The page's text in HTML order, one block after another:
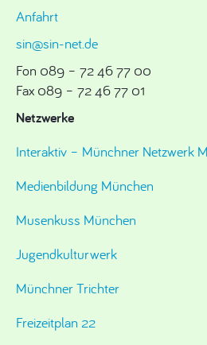
Anfahrt
sin@sin-net.de
Fon 089 – 72 46 77 00
Fax 089 – 72 46 77 01
Netzwerke
Interaktiv – Münchner Netzwerk
Medienbildung München
Musenkuss München
Jugendkulturwerk
Münchner Trichter
Freizeitplan 22